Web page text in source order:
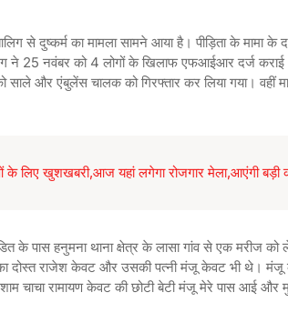
से दुष्कर्म का मामला सामने आया है। पीड़िता के मामा के
ने 25 नवंबर को 4 लोगों के खिलाफ एफआईआर दर्ज कराई
और एंबुलेंस चालक को गिरफ्तार कर लिया गया। वहीं
खुशखबरी,आज यहां लगेगा रोजगार मेला,आएंगी बड़ी
के पास हनुमना थाना क्षेत्र के लासा गांव से एक मरीज
राजेश केवट और उसकी पत्नी मंजू केवट भी थे। मंजू
चाचा रामायण केवट की छोटी बेटी मंजू मेरे पास आई